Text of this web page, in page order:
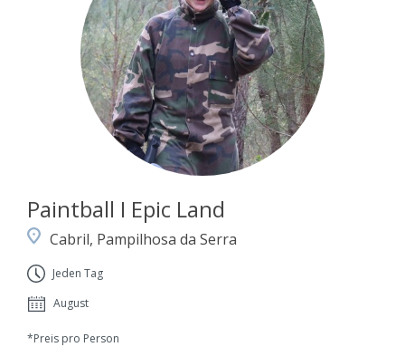
Paintball I Epic Land
Cabril, Pampilhosa da Serra
Jeden Tag
August
*Preis pro Person